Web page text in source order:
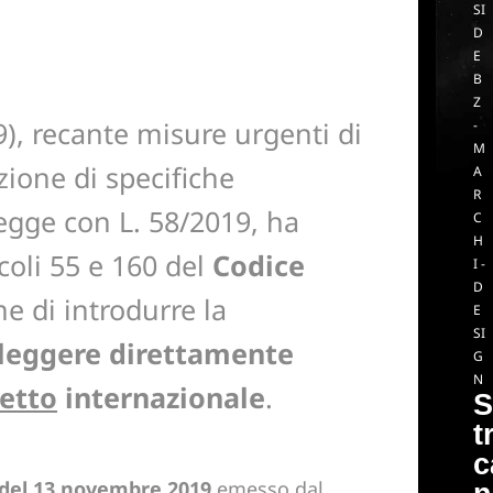
recante misure urgenti di
di specifiche
con L. 58/2019, ha
55 e 160 del Codice
di introdurre la
direttamente
internazionale.
SI
D
E
B
Z
-
M
A
R
C
H
I -
D
E
SI
G
N